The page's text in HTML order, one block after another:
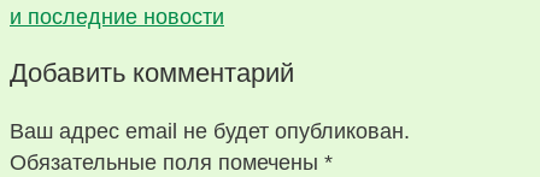
и последние новости
Добавить комментарий
Ваш адрес email не будет опубликован.
Обязательные поля помечены *